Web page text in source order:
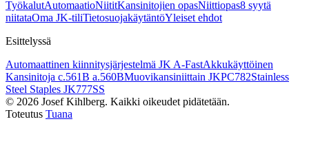
TyökalutAutomaatioNiititKansinitojien opasNiittiopas8 syytä
niitataOma JK-tiliTietosuojakäytäntöYleiset ehdot
Esittelyssä
Automaattinen kiinnitysjärjestelmä JK A-FastAkkukäyttöinen
Kansinitoja c.561B a.560BMuovikansiniittain JKPC782Stainless
Steel Staples JK777SS
© 2026 Josef Kihlberg. Kaikki oikeudet pidätetään.
Toteutus Tuana